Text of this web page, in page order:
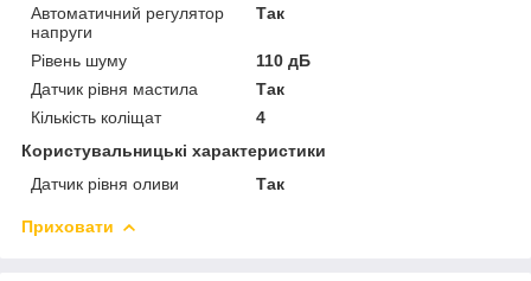
Автоматичний регулятор
напруги
Так
Рівень шуму
110 дБ
Датчик рівня мастила
Так
Кількість коліщат
4
Користувальницькі характеристики
Датчик рівня оливи
Так
Приховати